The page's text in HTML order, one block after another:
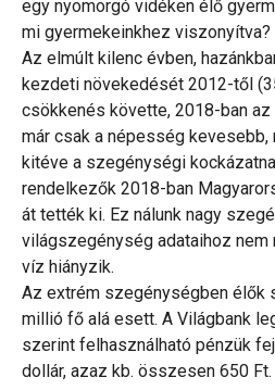
egy nyomorgó vidéken élő
mi gyermekeinkhez viszonyítva?
Az elmúlt kilenc évben,
kezdeti növekedését 2012-től
csökkenés követte, 2018-ban
már csak a népesség
kitéve a szegénységi
rendelkezők 2018-ban
át tették ki. Ez nálunk nagy
világszegénység adataihoz
víz hiányzik.
Az extrém szegénységben élők
millió fő alá esett. A Világbank
szerint felhasználható pénzük
dollár, azaz kb. összesen 650 Ft.